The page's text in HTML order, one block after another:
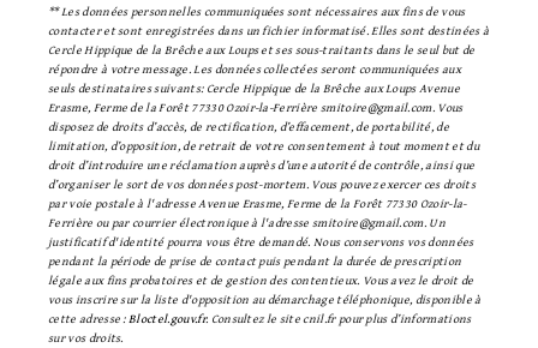
** Les données personnelles communiquées sont nécessaires aux fins de vous
contacter et sont enregistrées dans un fichier informatisé. Elles sont destinées à
Cercle Hippique de la Brêche aux Loups et ses sous-traitants dans le seul but de
répondre à votre message. Les données collectées seront communiquées aux
seuls destinataires suivants: Cercle Hippique de la Brêche aux Loups Avenue
Erasme, Ferme de la Forêt 77330 Ozoir-la-Ferrière smitoire@gmail.com. Vous
disposez de droits d’accès, de rectification, d’effacement, de portabilité, de
limitation, d’opposition, de retrait de votre consentement à tout moment et du
droit d’introduire une réclamation auprès d’une autorité de contrôle, ainsi que
d’organiser le sort de vos données post-mortem. Vous pouvez exercer ces droits
par voie postale à l'adresse Avenue Erasme, Ferme de la Forêt 77330 Ozoir-la-
Ferrière ou par courrier électronique à l'adresse smitoire@gmail.com. Un
justificatif d'identité pourra vous être demandé. Nous conservons vos données
pendant la période de prise de contact puis pendant la durée de prescription
légale aux fins probatoires et de gestion des contentieux. Vous avez le droit de
vous inscrire sur la liste d'opposition au démarchage téléphonique, disponible à
cette adresse :Bloctel.gouv.fr. Consultez le site cnil.fr pour plus d’informations
sur vos droits.